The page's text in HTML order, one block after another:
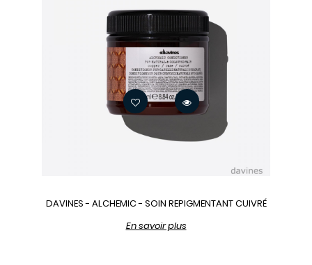
DAVINES - ALCHEMIC - SOIN REPIGMENTANT CUIVRÉ
En savoir plus